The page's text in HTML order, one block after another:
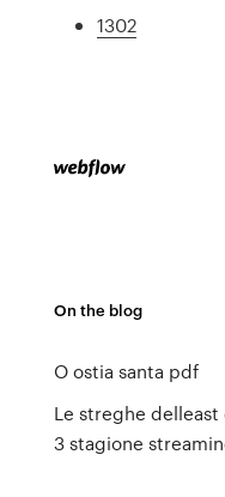
1302
On the blog
O ostia santa pdf
Le streghe delleast
3 stagione